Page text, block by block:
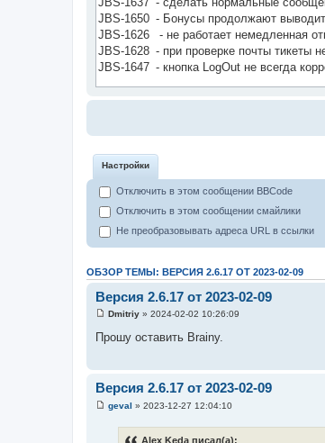
Настройки
Отключить в этом сообщении BBCode
Отключить в этом сообщении смайлики
Не преобразовывать адреса URL в ссылки
ОБЗОР ТЕМЫ: ВЕРСИЯ 2.6.17 ОТ 2023-02-09
Версия 2.6.17 от 2023-02-09
о
н
е
Dmitriy » 2024-02-02 10:26:09
Прошу оставить Brainy.
Версия 2.6.17 от 2023-02-09
С
geval » 2023-12-27 12:04:10
Alex Keda писал(а):